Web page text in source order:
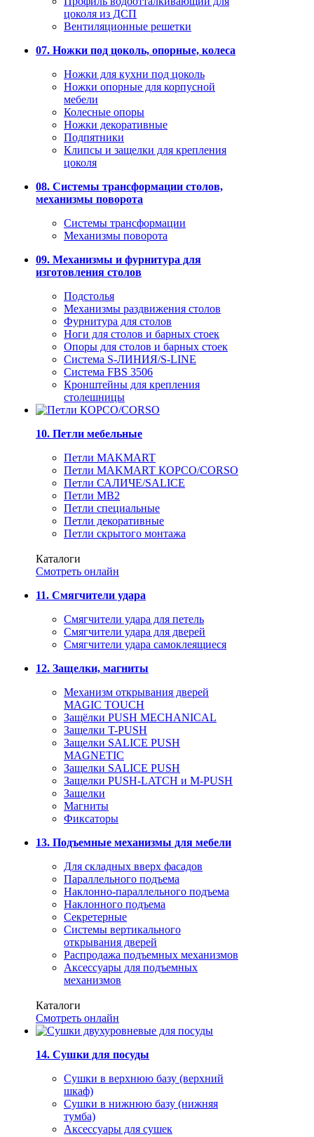
цоколя из ДСП
Вентиляционные решетки
07. Ножки под цоколь, опорные, колеса
Ножки для кухни под цоколь
Ножки опорные для корпусной
мебели
Колесные опоры
Ножки декоративные
Подпятники
Клипсы и защелки для крепления
цоколя
08. Системы трансформации столов,
механизмы поворота
Системы трансформации
Механизмы поворота
09. Механизмы и фурнитура для
изготовления столов
Подстолья
Механизмы раздвижения столов
Фурнитура для столов
Ноги для столов и барных стоек
Опоры для столов и барных стоек
Система S-ЛИНИЯ/S-LINE
Система FBS 3506
Кронштейны для крепления
столешницы
10. Петли мебельные
Петли MAKMART
Петли MAKMART КОРСО/CORSO
Петли САЛИЧЕ/SALICE
Петли MB2
Петли специальные
Петли декоративные
Петли скрытого монтажа
Каталоги
Смотреть онлайн
11. Смягчители удара
Смягчители удара для петель
Смягчители удара для дверей
Cмягчители удара самоклеящиеся
12. Защелки, магниты
Механизм открывания дверей
MAGIC TOUCH
Защёлки PUSH MECHANICAL
Защелки T-PUSH
Защелки SALICE PUSH
MAGNETIC
Защелки SALICE PUSH
Защелки PUSH-LATCH и M-PUSH
Защелки
Магниты
Фиксаторы
13. Подъемные механизмы для мебели
Для складных вверх фасадов
Параллельного подъема
Наклонно-параллельного подъема
Наклонного подъема
Секретерные
Системы вертикального
открывания дверей
Распродажа подъемных механизмов
Аксессуары для подъемных
механизмов
Каталоги
Смотреть онлайн
14. Сушки для посуды
Сушки в верхнюю базу (верхний
шкаф)
Сушки в нижнюю базу (нижняя
тумба)
Аксессуары для сушек